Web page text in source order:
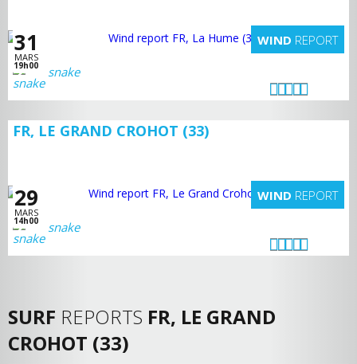
31
MARS
19h00
WIND REPORT
snake
FR, LE GRAND CROHOT (33)
29
MARS
14h00
WIND REPORT
snake
SURF REPORTS FR, LE GRAND
CROHOT (33)